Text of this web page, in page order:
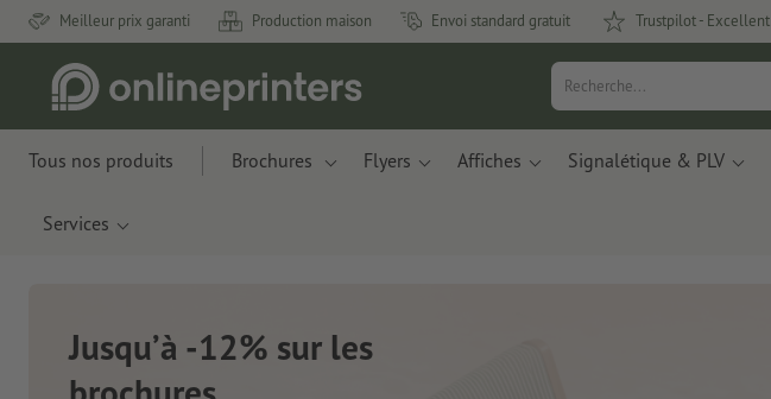
Meilleur prix garanti Production maison Envoi standard gratuit Trustpilot - Excellent
Tous nos produits Brochures Flyers Affiches Signalétique & PLV
Services
Nouveau : Carnets de notes